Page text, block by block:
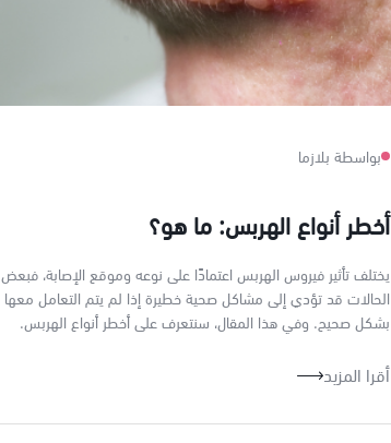
بواسطة بلازما
أخطر أنواع الهربس: ما هو؟
يختلف تأثير فيروس الهربس اعتمادًا على نوعه وموقع الإصابة، فبعض
الحالات قد تؤدي إلى مشاكل صحية خطيرة إذا لم يتم التعامل معها
بشكل صحيح. وفي هذا المقال، سنتعرف على أخطر أنواع الهربس.
أقرا المزيد